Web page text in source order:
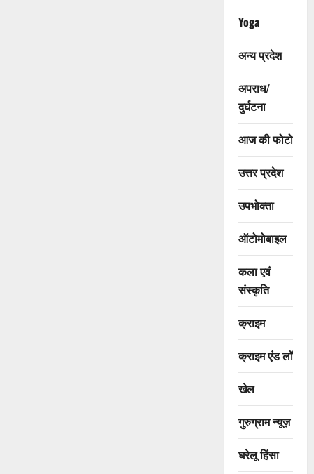
Yoga
अन्य प्रदेश
अपराध/
दुर्घटना
आज की फोटो
उत्तर प्रदेश
उपभोक्ता
ऑटोमोबाइल
कला एवं
संस्कृति
क्राइम
क्राइम एंड लॉ
खेल
गुरुग्राम न्यूज़
घरेलू हिंसा